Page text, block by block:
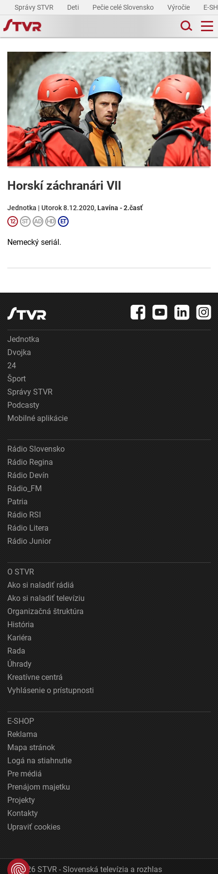
Správy STVR Deti Pečie celé Slovensko Výročie E-
Horskí záchranári VII
Jednotka | Utorok 8.12.2020, Lavína - 2.časť
Nemecký seriál.
Jednotka
Dvojka
24
Šport
Správy STVR
Podcasty
Mobilné aplikácie
Rádio Slovensko
Rádio Regina
Rádio Devín
Rádio_FM
Patria
Rádio RSI
Rádio Litera
Rádio Junior
O STVR
Ako si naladiť rádiá
Ako si naladiť televíziu
Organizačná štruktúra
História
Kariéra
Rada
Úhrady
Kreatívne centrá
Vyhlásenie o prístupnosti
E-SHOP
Reklama
Mapa stránok
Logá na stiahnutie
Pre médiá
Prenájom majetku
Projekty
Kontakty
Upraviť cookies
© 2026 STVR - Slovenská televízia a rozhlas